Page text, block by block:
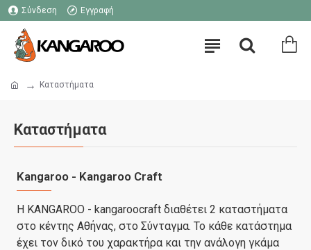
Σύνδεση Εγγραφή
Καταστήματα
Καταστήματα
Kangaroo - Kangaroo Craft
Η KANGAROO - kangaroocraft διαθέτει 2 καταστήματα
στο κέντης Αθήνας, στο Σύνταγμα. Το κάθε κατάστημα
έχει τον δικό του χαρακτήρα και την ανάλογη γκάμα